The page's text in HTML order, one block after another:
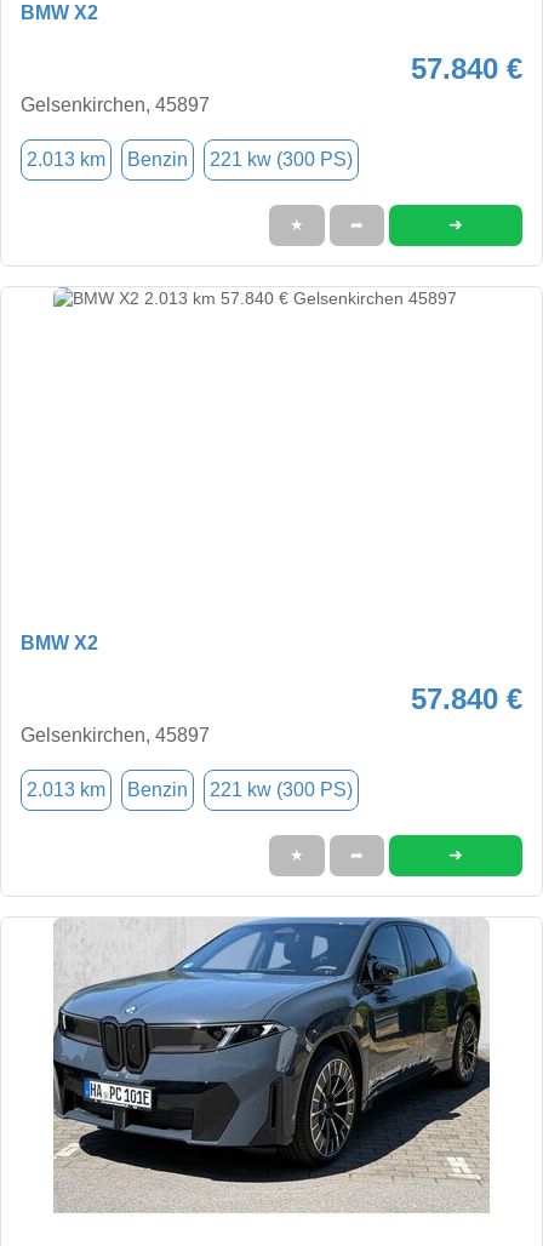
BMW X2
57.840 €
Gelsenkirchen, 45897
2.013 km Benzin 221 kw (300 PS)
★ ➦ ➜
BMW X2
57.840 €
Gelsenkirchen, 45897
2.013 km Benzin 221 kw (300 PS)
★ ➦ ➜